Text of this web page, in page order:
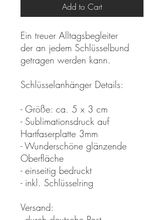
Add to Cart
Ein treuer Alltagsbegleiter
der an jedem Schlüsselbund
getragen werden kann.
Schlüsselanhänger Details:
- Größe: ca. 5 x 3 cm
- Sublimationsdruck auf
Hartfaserplatte 3mm
- Wunderschöne glänzende
Oberfläche
- einseitig bedruckt
- inkl. Schlüsselring
Versand: